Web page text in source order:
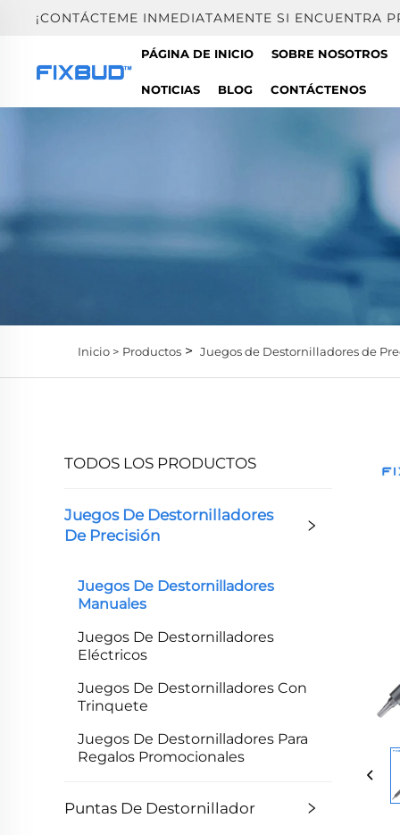
¡CONTÁCTEME INMEDIATAMENTE SI ENCUENTRA
PÁGINA DE INICIO SOBRE NOSOTROS
NOTICIAS BLOG CONTÁCTENOS
Inicio > Productos > Juegos de Destornilladores de
TODOS LOS PRODUCTOS
Juegos De Destornilladores
De Precisión
Juegos De Destornilladores
Manuales
Juegos De Destornilladores
Eléctricos
Juegos De Destornilladores Con
Trinquete
Juegos De Destornilladores Para
Regalos Promocionales
Puntas De Destornillador